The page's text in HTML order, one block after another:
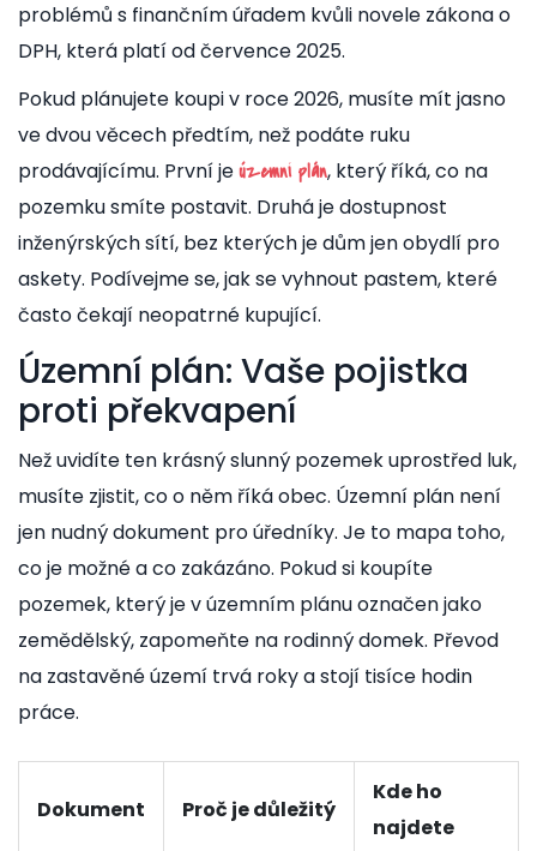
problémů s finančním úřadem kvůli novele zákona o
DPH, která platí od července 2025.
Pokud plánujete koupi v roce 2026, musíte mít jasno
ve dvou věcech předtím, než podáte ruku
prodávajícímu. První jeúzemní plán, který říká, co na
pozemku smíte postavit. Druhá je dostupnost
inženýrských sítí, bez kterých je dům jen obydlí pro
askety. Podívejme se, jak se vyhnout pastem, které
často čekají neopatrné kupující.
Územní plán: Vaše pojistka
proti překvapení
Než uvidíte ten krásný slunný pozemek uprostřed luk,
musíte zjistit, co o něm říká obec. Územní plán není
jen nudný dokument pro úředníky. Je to mapa toho,
co je možné a co zakázáno. Pokud si koupíte
pozemek, který je v územním plánu označen jako
zemědělský, zapomeňte na rodinný domek. Převod
na zastavěné území trvá roky a stojí tisíce hodin
práce.
Dokument Proč je důležitý
Kde ho
najdete